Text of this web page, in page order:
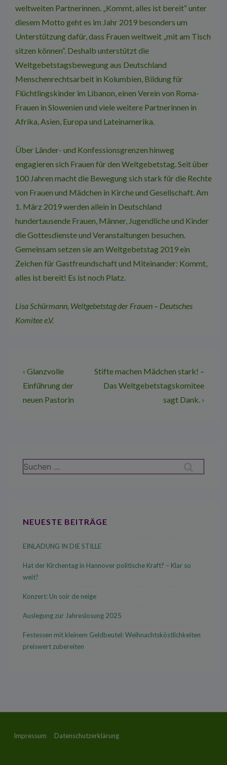
weltweiten Partnerinnen. „Kommt, alles ist bereit“ unter
diesem Motto geht es im Jahr 2019 besonders um
Unterstützung dafür, dass Frauen weltweit „mit am Tisch
sitzen können“. Deshalb unterstützt die
Weltgebetstagsbewegung aus Deutschland
Menschenrechtsarbeit in Kolumbien, Bildung für
Flüchtlingskinder im Libanon, einen Verein von Roma-
Frauen in Slowenien und viele weitere Partnerinnen in
Afrika, Asien, Europa und Lateinamerika.
Über Länder- und Konfessionsgrenzen hinweg
engagieren sich Frauen für den Weltgebetstag. Seit über
100 Jahren macht die Bewegung sich stark für die Rechte
von Frauen und Mädchen in Kirche und Gesellschaft. Am
1. März 2019 werden allein in Deutschland
hundertausende Frauen, Männer, Jugendliche und Kinder
die Gottesdienste und Veranstaltungen besuchen.
Gemeinsam setzen sie am Weltgebetstag 2019 ein
Zeichen für Gastfreundschaft und Miteinander: Kommt,
alles ist bereit! Es ist noch Platz.
Lisa Schürmann, Weltgebetstag der Frauen – Deutsches
Komitee e.V.
Beitragsnavigation
Vorheriger
Beitrag
ist
‹ Glanzvolle
Einführung der
neuen Pastorin
Nächster
Beitrag
Stifte machen Mädchen stark! –
Das Weltgebetstagskomitee
sagt Dank. ›
Suchen
nach:
NEUESTE BEITRÄGE
EINLADUNG IN DIE STILLE
Hat der Kirchentag in Hannover politische Kraft? – Klar so
weit?
Konzert: Un soir de neige
Auslegung zur Jahreslosung 2025
Festessen mit kleinem Geldbeutel: Weihnachtsköstlichkeiten
preiswert zubereiten
Footer-
Impressum Datenschutzerklärung